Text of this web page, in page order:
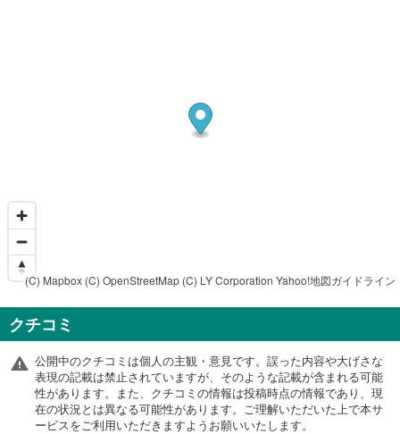
(C) Mapbox (C) OpenStreetMap (C) LY Corporation Yahoo!地図ガイドライン
クチコミ
公開中のクチコミは個人の主観・意見です。誤った内容や大げさな
表現の記載は禁止されていますが、そのような記載が含まれる可能
性があります。また、クチコミの情報は投稿時点の情報であり、現
在の状況とは異なる可能性があります。ご理解いただいた上で本サ
ービスをご利用いただきますようお願いいたします。